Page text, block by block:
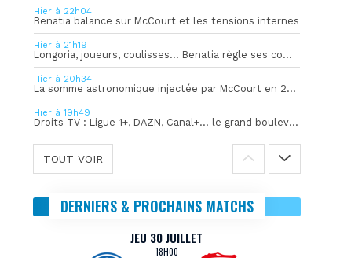
Hier à 22h04
Benatia balance sur McCourt et les tensions internes
Hier à 21h19
Longoria, joueurs, coulisses… Benatia règle ses comptes !
Hier à 20h34
La somme astronomique injectée par McCourt en 2026 pour soutenir l’OM
Hier à 19h49
Droits TV : Ligue 1+, DAZN, Canal+… le grand bouleversement
TOUT VOIR
DERNIERS & PROCHAINS MATCHS
JEU 30 JUILLET
18H00